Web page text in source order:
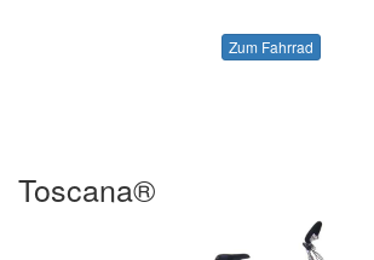
Zum Fahrrad
Toscana®